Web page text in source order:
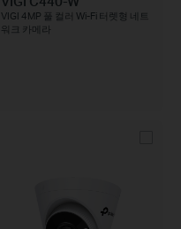
VIGI 4MP 풀 컬러 Wi-Fi 터렛형 네트
워크 카메라